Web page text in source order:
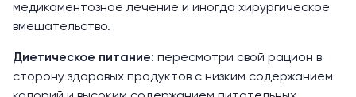
медикаментозное лечение и иногда хирургическое
вмешательство.
Диетическое питание: пересмотри свой рацион в
сторону здоровых продуктов с низким содержанием